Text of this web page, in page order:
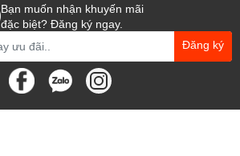
Bạn muốn nhận khuyến mãi
đặc biệt? Đăng ký ngay.
Đăng ký